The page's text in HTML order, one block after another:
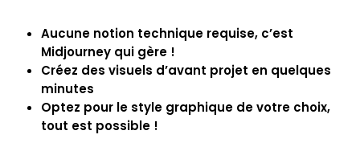
Aucune notion technique requise, c’est
Midjourney qui gère !
Créez des visuels d’avant projet en quelques
minutes
Optez pour le style graphique de votre choix,
tout est possible !